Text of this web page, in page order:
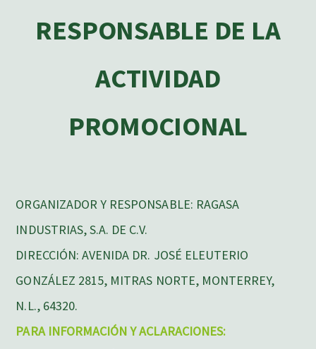
RESPONSABLE DE LA
ACTIVIDAD
PROMOCIONAL
ORGANIZADOR Y RESPONSABLE: RAGASA
INDUSTRIAS, S.A. DE C.V.
DIRECCIÓN: AVENIDA DR. JOSÉ ELEUTERIO
GONZÁLEZ 2815, MITRAS NORTE, MONTERREY,
N.L., 64320.
PARA INFORMACIÓN Y ACLARACIONES: